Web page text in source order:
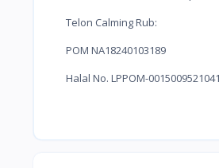
Telon Calming Rub:
POM NA18240103189
Halal No. LPPOM-